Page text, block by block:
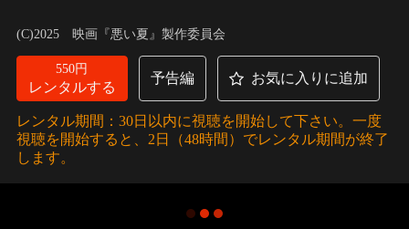
(C)2025 映画『悪い夏』製作委員会
550円
レンタルする
予告編 お気に入りに追加
レンタル期間：30日以内に視聴を開始して下さい。一度
視聴を開始すると、2日（48時間）でレンタル期間が終了
します。